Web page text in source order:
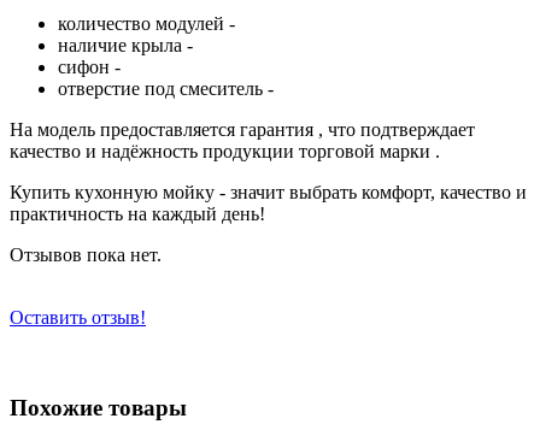
количество модулей -
наличие крыла -
сифон -
отверстие под смеситель -
На модель предоставляется гарантия , что подтверждает
качество и надёжность продукции торговой марки .
Купить кухонную мойку - значит выбрать комфорт, качество и
практичность на каждый день!
Отзывов пока нет.
Оставить отзыв!
Похожие товары